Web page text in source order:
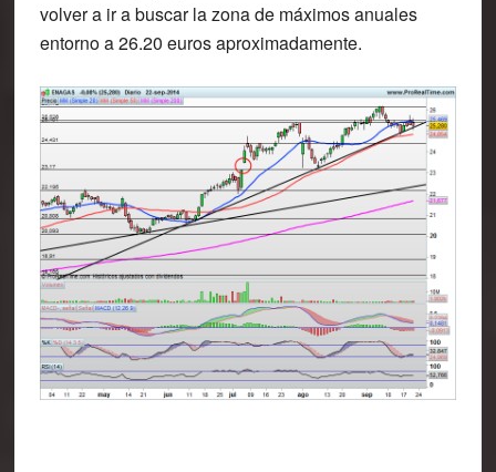
volver a ir a buscar la zona de máximos anuales
entorno a 26.20 euros aproximadamente.